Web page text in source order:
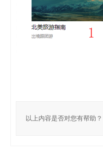
以上内容是否对您有帮助？